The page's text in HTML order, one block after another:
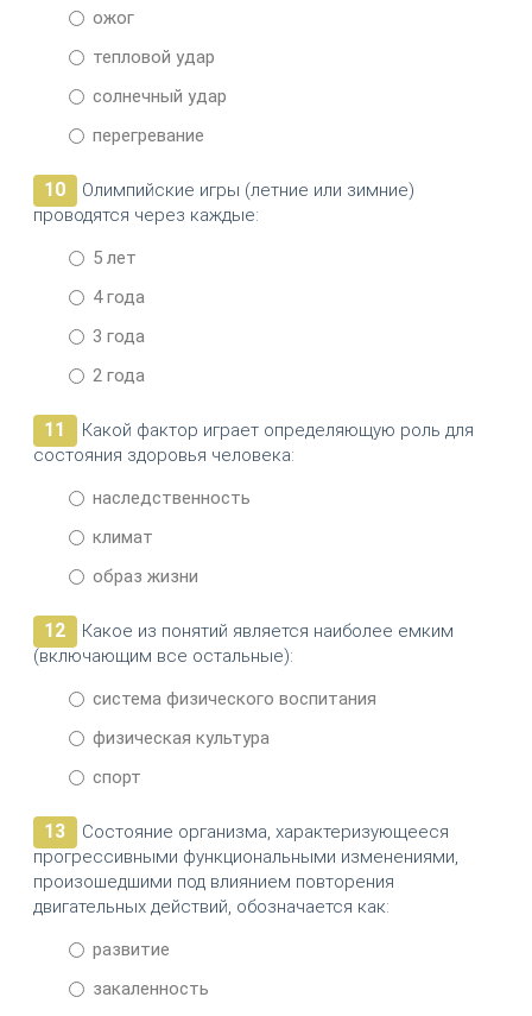
ожог
тепловой удар
солнечный удар
перегревание
10
Олимпийские игры (летние или зимние)
проводятся через каждые:
5 лет
4 года
3 года
2 года
11
Какой фактор играет определяющую роль для
состояния здоровья человека:
наследственность
климат
образ жизни
12
Какое из понятий является наиболее емким
(включающим все остальные):
система физического воспитания
физическая культура
спорт
13
Состояние организма, характеризующееся
прогрессивными функциональными изменениями,
произошедшими под влиянием повторения
двигательных действий, обозначается как:
развитие
закаленность